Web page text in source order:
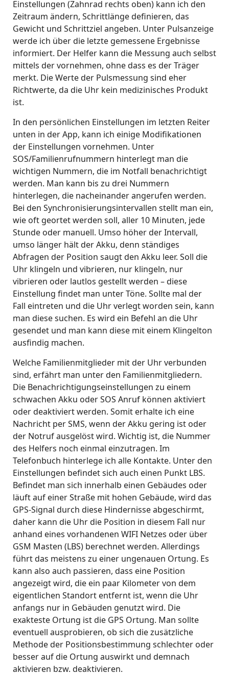
Einstellungen (Zahnrad rechts oben) kann ich den
Zeitraum ändern, Schrittlänge definieren, das
Gewicht und Schrittziel angeben. Unter Pulsanzeige
werde ich über die letzte gemessene Ergebnisse
informiert. Der Helfer kann die Messung auch selbst
mittels der vornehmen, ohne dass es der Träger
merkt. Die Werte der Pulsmessung sind eher
Richtwerte, da die Uhr kein medizinisches Produkt
ist.
In den persönlichen Einstellungen im letzten Reiter
unten in der App, kann ich einige Modifikationen
der Einstellungen vornehmen. Unter
SOS/Familienrufnummern hinterlegt man die
wichtigen Nummern, die im Notfall benachrichtigt
werden. Man kann bis zu drei Nummern
hinterlegen, die nacheinander angerufen werden.
Bei den Synchronisierungsintervallen stellt man ein,
wie oft geortet werden soll, aller 10 Minuten, jede
Stunde oder manuell. Umso höher der Intervall,
umso länger hält der Akku, denn ständiges
Abfragen der Position saugt den Akku leer. Soll die
Uhr klingeln und vibrieren, nur klingeln, nur
vibrieren oder lautlos gestellt werden – diese
Einstellung findet man unter Töne. Sollte mal der
Fall eintreten und die Uhr verlegt worden sein, kann
man diese suchen. Es wird ein Befehl an die Uhr
gesendet und man kann diese mit einem Klingelton
ausfindig machen.
Welche Familienmitglieder mit der Uhr verbunden
sind, erfährt man unter den Familienmitgliedern.
Die Benachrichtigungseinstellungen zu einem
schwachen Akku oder SOS Anruf können aktiviert
oder deaktiviert werden. Somit erhalte ich eine
Nachricht per SMS, wenn der Akku gering ist oder
der Notruf ausgelöst wird. Wichtig ist, die Nummer
des Helfers noch einmal einzutragen. Im
Telefonbuch hinterlege ich alle Kontakte. Unter den
Einstellungen befindet sich auch einen Punkt LBS.
Befindet man sich innerhalb einen Gebäudes oder
läuft auf einer Straße mit hohen Gebäude, wird das
GPS-Signal durch diese Hindernisse abgeschirmt,
daher kann die Uhr die Position in diesem Fall nur
anhand eines vorhandenen WIFI Netzes oder über
GSM Masten (LBS) berechnet werden. Allerdings
führt das meistens zu einer ungenauen Ortung. Es
kann also auch passieren, dass eine Position
angezeigt wird, die ein paar Kilometer von dem
eigentlichen Standort entfernt ist, wenn die Uhr
anfangs nur in Gebäuden genutzt wird. Die
exakteste Ortung ist die GPS Ortung. Man sollte
eventuell ausprobieren, ob sich die zusätzliche
Methode der Positionsbestimmung schlechter oder
besser auf die Ortung auswirkt und demnach
aktivieren bzw. deaktivieren.